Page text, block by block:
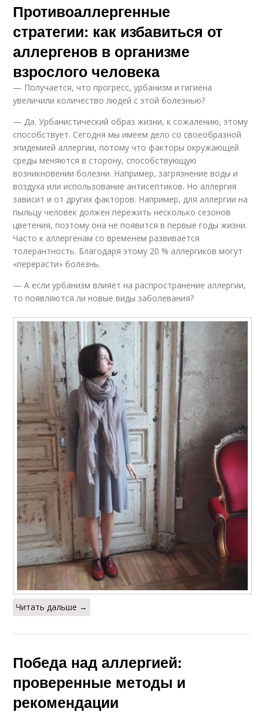
Противоаллергенные
стратегии: как избавиться от
аллергенов в организме
взрослого человека
— Получается, что прогресс, урбанизм и гигиена
увеличили количество людей с этой болезнью?
— Да. Урбанистический образ жизни, к сожалению, этому
способствует. Сегодня мы имеем дело со своеобразной
эпидемией аллергии, потому что факторы окружающей
среды меняются в сторону, способствующую
возникновении болезни. Например, загрязнение воды и
воздуха или использование антисептиков. Но аллергия
зависит и от других факторов. Например, для аллергии на
пыльцу человек должен пережить несколько сезонов
цветения, поэтому она не появится в первые годы жизни.
Часто к аллергенам со временем развивается
толерантность. Благодаря этому 20 % аллергиков могут
«перерасти» болезнь.
— А если урбанизм влияет на распространение аллергии,
то появляются ли новые виды заболевания?
Читать дальше →
Победа над аллергией:
проверенные методы и
рекомендации